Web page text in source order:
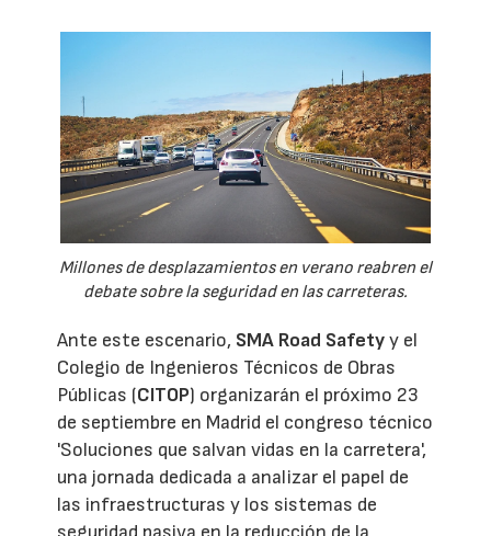
Millones de desplazamientos en verano reabren el
debate sobre la seguridad en las carreteras.
Ante este escenario, SMA Road Safetyy el
Colegio de Ingenieros Técnicos de Obras
Públicas (CITOP) organizarán el próximo 23
de septiembre en Madrid el congreso técnico
'Soluciones que salvan vidas en la carretera',
una jornada dedicada a analizar el papel de
las infraestructuras y los sistemas de